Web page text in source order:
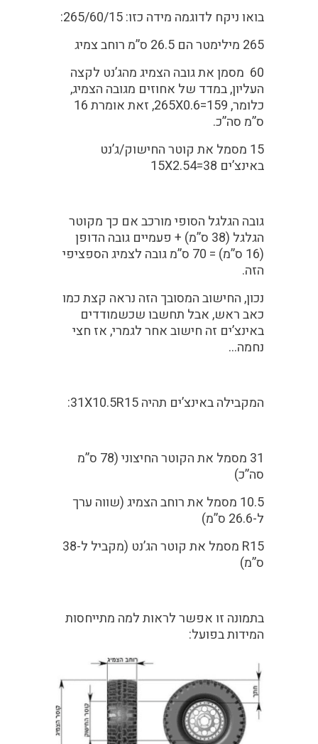
בואו ניקח לדוגמה מידה כזו: 265/60/15:
265 מילימטר הם 26.5 ס”מ רוחב צמיג
60 מסמן את גובה הצמיג מהג’נט לקצה
העליון, במדד של אחוזים מגובה הצמיג,
כלומר, 265X0.6=159, זאת אומרת 16
ס”מ סה”כ.
15 מסמל את קוטר החישוק/ג’נט
באינצ’ים 15X2.54=38
גובה הגלגל הסופי מורכב אם כך מקוטר
הגלגל (38 ס”מ) + פעמיים גובה הדופן
(16 ס”מ) = 70 ס”מ גובה לצמיג הספציפי
הזה.
נכון, החישוב המסובך הזה נראה קצת כמו
כאב ראש, אבל תחשבו שכשמודדים
באינצ’ים זה חישוב אחר לגמרי, אז חצי
נחמה…
המקבילה באינצ’ים תהיה 31X10.5R15:
31
מסמל את הקוטר החיצוני (78 ס”מ
סה”כ)
10.5 מסמל את רוחב הצמיג (שווה ערך
ל-26.6 ס”מ)
R15
מסמל את קוטר הג’נט (מקביל ל-38
ס”מ)
בתמונה זו אפשר לראות למה מתייחסות
המידות בפועל: